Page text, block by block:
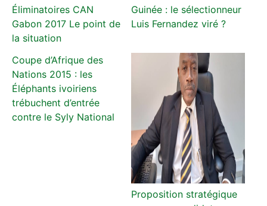
Éliminatoires CAN
Gabon 2017 Le point de
la situation
Guinée : le sélectionneur
Luis Fernandez viré ?
Coupe d’Afrique des
Nations 2015 : les
Éléphants ivoiriens
trébuchent d’entrée
contre le Syly National
Proposition stratégique